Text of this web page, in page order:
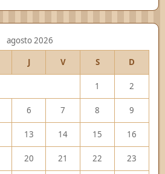
agosto 2026
J V S D
1 2
6 7 8 9
13 14 15 16
20 21 22 23